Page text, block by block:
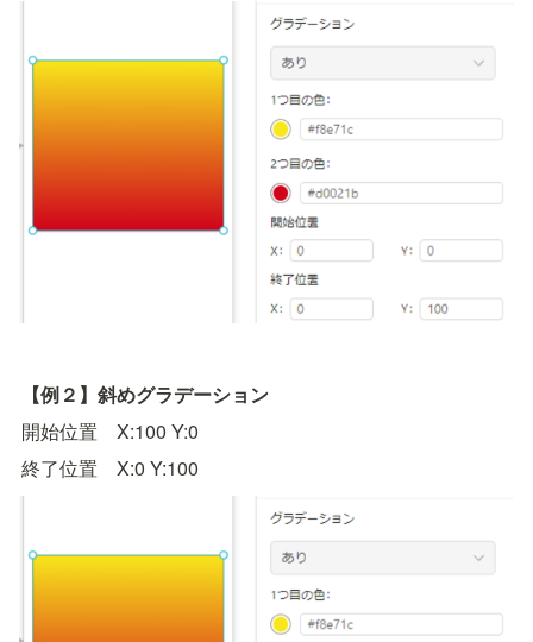
【例２】斜めグラデーション
開始位置　X:100 Y:0
終了位置　X:0 Y:100